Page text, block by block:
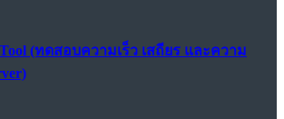
(ทดสอบความเร็ว เสถียร และความ